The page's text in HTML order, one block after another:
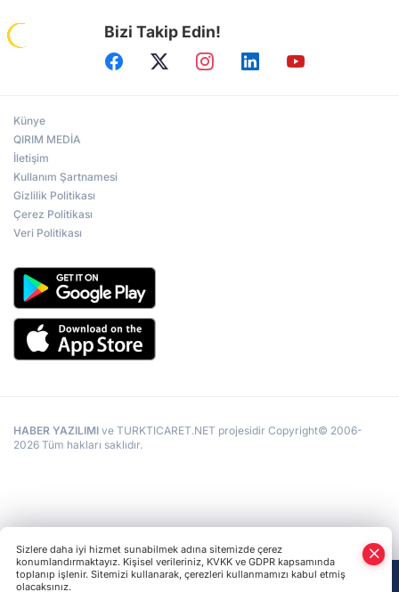
Bizi Takip Edin!
Künye
QIRIM MEDİA
İletişim
Kullanım Şartnamesi
Gizlilik Politikası
Çerez Politikası
Veri Politikası
HABER YAZILIMI ve TURKTICARET.NET projesidir Copyright© 2006-
2026 Tüm hakları saklıdır.
Sizlere daha iyi hizmet sunabilmek adına sitemizde çerez
konumlandırmaktayız. Kişisel verileriniz, KVKK ve GDPR kapsamında
toplanıp işlenir. Sitemizi kullanarak, çerezleri kullanmamızı kabul etmiş
olacaksınız.